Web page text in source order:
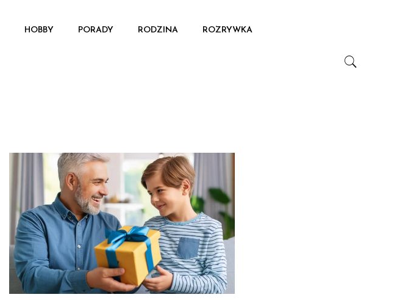
HOBBY PORADY RODZINA ROZRYWKA